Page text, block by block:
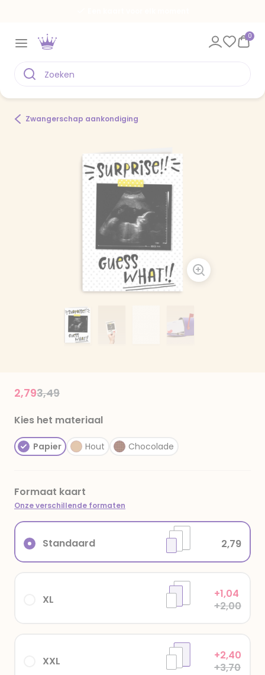
0
Zwangerschap aankondiging
Price reduced from
3,49to
2,79
Kies het materiaal
Papier Hout Chocolade
Formaat kaart
Onze verschillende formaten
XXL
+2,40
+3,70
XL
+1,04
+2,00
Standaard 2,79